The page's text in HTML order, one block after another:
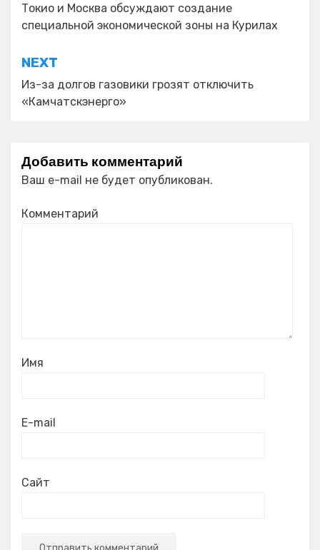
по
записям
Токио и Москва обсуждают создание
специальной экономической зоны на Курилах
NEXT
Из-за долгов газовики грозят отключить
«Камчатскэнерго»
Добавить комментарий
Ваш e-mail не будет опубликован.
Комментарий
Имя
E-mail
Сайт